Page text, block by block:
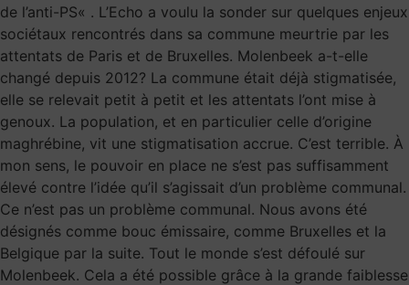
de l’anti-PS« . L’Echo a voulu la sonder sur quelques enjeux
sociétaux rencontrés dans sa commune meurtrie par les
attentats de Paris et de Bruxelles. Molenbeek a-t-elle
changé depuis 2012? La commune était déjà stigmatisée,
elle se relevait petit à petit et les attentats l’ont mise à
genoux. La population, et en particulier celle d’origine
maghrébine, vit une stigmatisation accrue. C’est terrible. À
mon sens, le pouvoir en place ne s’est pas suffisamment
élevé contre l’idée qu’il s’agissait d’un problème communal.
Ce n’est pas un problème communal. Nous avons été
désignés comme bouc émissaire, comme Bruxelles et la
Belgique par la suite. Tout le monde s’est défoulé sur
Molenbeek. Cela a été possible grâce à la grande faiblesse